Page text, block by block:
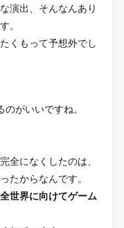
演出、そんなんあり
。
くもって予想外でし
がいいですね。
全になくしたのは、
たからなんです。
世界に向けてゲーム